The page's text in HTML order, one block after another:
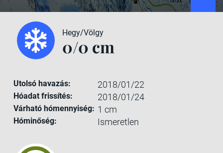
Hegy/Völgy
0/0 cm
Utolsó havazás: 2018/01/22
Hóadat frissítés: 2018/01/24
Várható hómennyiség: 1 cm
Hóminőség: Ismeretlen